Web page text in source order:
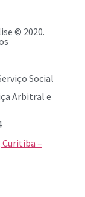
© 2020.
Social
Arbitral e
Curitiba –